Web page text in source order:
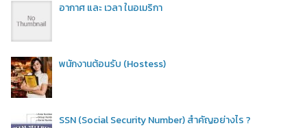
อากาศ และ เวลา ในอเมริกา
พนักงานต้อนรับ (Hostess)
SSN (Social Security Number) สำคัญอย่างไร ?